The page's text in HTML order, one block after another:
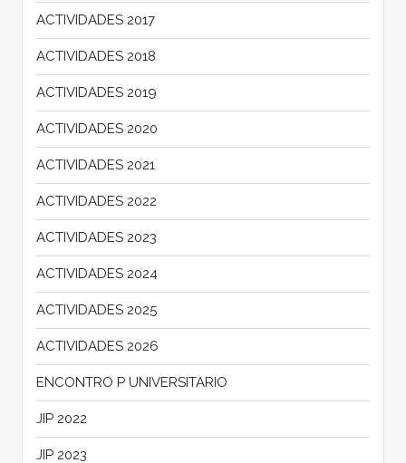
ACTIVIDADES 2017
ACTIVIDADES 2018
ACTIVIDADES 2019
ACTIVIDADES 2020
ACTIVIDADES 2021
ACTIVIDADES 2022
ACTIVIDADES 2023
ACTIVIDADES 2024
ACTIVIDADES 2025
ACTIVIDADES 2026
ENCONTRO P UNIVERSITARIO
JIP 2022
JIP 2023